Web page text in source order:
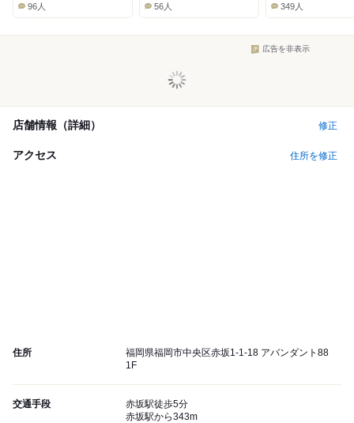
96人
56人
349人
広告を非表示
店舗情報（詳細） 修正
アクセス 住所を修正
住所
福岡県福岡市中央区赤坂1-1-18 アバンダント88
1F
交通手段
赤坂駅徒歩5分
赤坂駅から343m